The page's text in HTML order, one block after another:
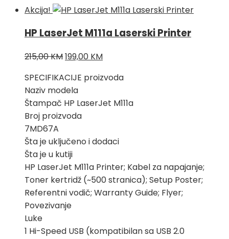
Akcija!
HP LaserJet M111a Laserski Printer
215,00KMIzvorna
bila
je:
215,00 KM.
199,00 KMTrenutna
je:
SPECIFIKACIJE proizvoda
Naziv modela
Štampač HP LaserJet M111a
Broj proizvoda
7MD67A
Šta je uključeno i dodaci
Šta je u kutiji
HP LaserJet M111a Printer; Kabel za napajanje;
Toner kertridž (~500 stranica); Setup Poster;
Referentni vodič; Warranty Guide; Flyer;
Povezivanje
Luke
1 Hi-Speed USB (kompatibilan sa USB 2.0